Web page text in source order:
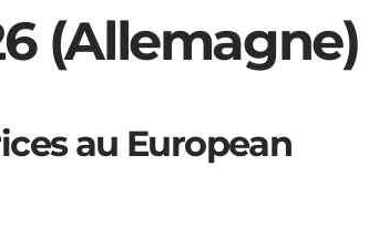
(Allemagne)
au European